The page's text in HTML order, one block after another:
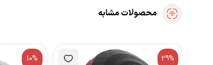
محصولات مشابه
29%
10%